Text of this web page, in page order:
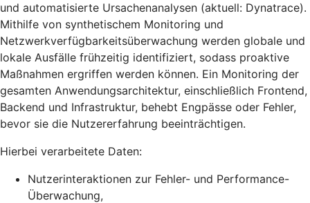
und automatisierte Ursachenanalysen (aktuell: Dynatrace).
Mithilfe von synthetischem Monitoring und
Netzwerkverfügbarkeitsüberwachung werden globale und
lokale Ausfälle frühzeitig identifiziert, sodass proaktive
Maßnahmen ergriffen werden können. Ein Monitoring der
gesamten Anwendungsarchitektur, einschließlich Frontend,
Backend und Infrastruktur, behebt Engpässe oder Fehler,
bevor sie die Nutzererfahrung beeinträchtigen.
Hierbei verarbeitete Daten:
Nutzerinteraktionen zur Fehler- und Performance-
Überwachung,